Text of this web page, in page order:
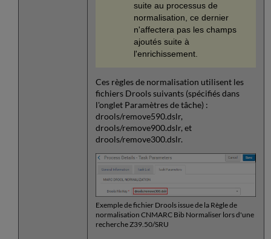
suite au processus de
normalisation, ce dernier
n'affectera pas les champs
ajoutés suite à
l'enrichissement.
Ces règles de normalisation utilisent les
fichiers Drools suivants (spécifiés dans
l'onglet Paramètres de tâche) :
drools/remove590.dslr,
drools/remove900.dslr, et
drools/remove300.dslr.
Exemple de fichier Drools issue de la Règle de
normalisation CNMARC Bib Normaliser lors d'une
recherche Z39.50/SRU